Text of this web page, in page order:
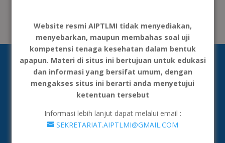
Website resmi AIPTLMI tidak menyediakan,
menyebarkan, maupun membahas soal uji
kompetensi tenaga kesehatan dalam bentuk
apapun. Materi di situs ini bertujuan untuk edukasi
dan informasi yang bersifat umum, dengan
mengakses situs ini berarti anda menyetujui
ketentuan tersebut
Informasi lebih lanjut dapat melalui email :
SEKRETARIAT.AIPTLMI@GMAIL.COM